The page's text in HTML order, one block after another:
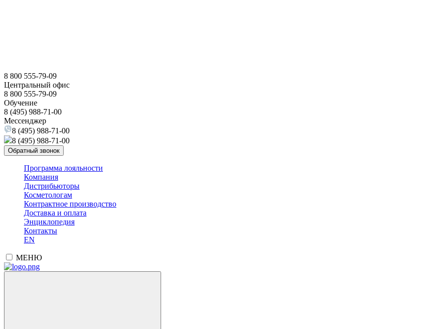
8 800 555-79-09
Центральный офис
8 800 555-79-09
Обучение
8 (495) 988-71-00
Мессенджер
8 (495) 988-71-00
8 (495) 988-71-00
Обратный звонок
Программа лояльности
Компания
Дистрибьюторы
Косметологам
Контрактное производство
Доставка и оплата
Энциклопедия
Контакты
EN
МЕНЮ